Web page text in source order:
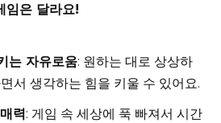
임은 달라요!
는 자유로움: 원하는 대로 상상하
서 생각하는 힘을 키울 수 있어요.
력: 게임 속 세상에 푹 빠져서 시간